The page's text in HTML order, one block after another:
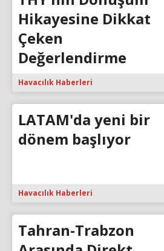
Hikayesine Dikkat
Çeken
Değerlendirme
Havacılık Haberleri
LATAM'da yeni bir
dönem başlıyor
Havacılık Haberleri
Tahran-Trabzon